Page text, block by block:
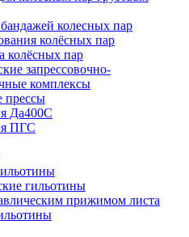
колесных пар
колёсных пар
колёсных пар
запрессовочно-
комплексы
прессы
Да400С
ПГС
гильотины
прижимом листа